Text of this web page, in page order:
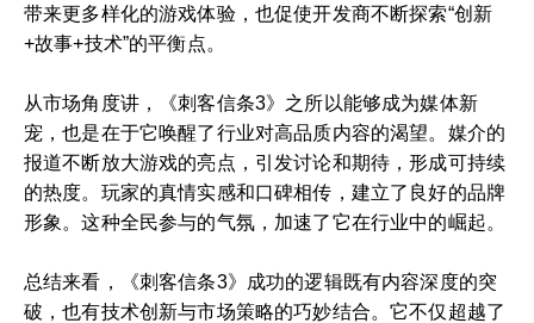
带来更多样化的游戏体验，也促使开发商不断探索“创新
+故事+技术”的平衡点。
从市场角度讲，《刺客信条3》之所以能够成为媒体新
宠，也是在于它唤醒了行业对高品质内容的渴望。媒介的
报道不断放大游戏的亮点，引发讨论和期待，形成可持续
的热度。玩家的真情实感和口碑相传，建立了良好的品牌
形象。这种全民参与的气氛，加速了它在行业中的崛起。
总结来看，《刺客信条3》成功的逻辑既有内容深度的突
破，也有技术创新与市场策略的巧妙结合。它不仅超越了